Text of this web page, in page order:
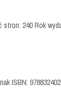
240 Rok
ISBN: